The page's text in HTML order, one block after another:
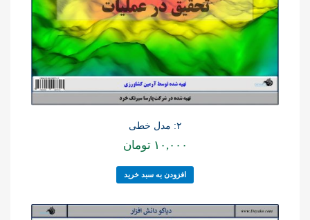
۲: مدل خطی
۱۰,۰۰۰ تومان
افزودن به سبد خرید